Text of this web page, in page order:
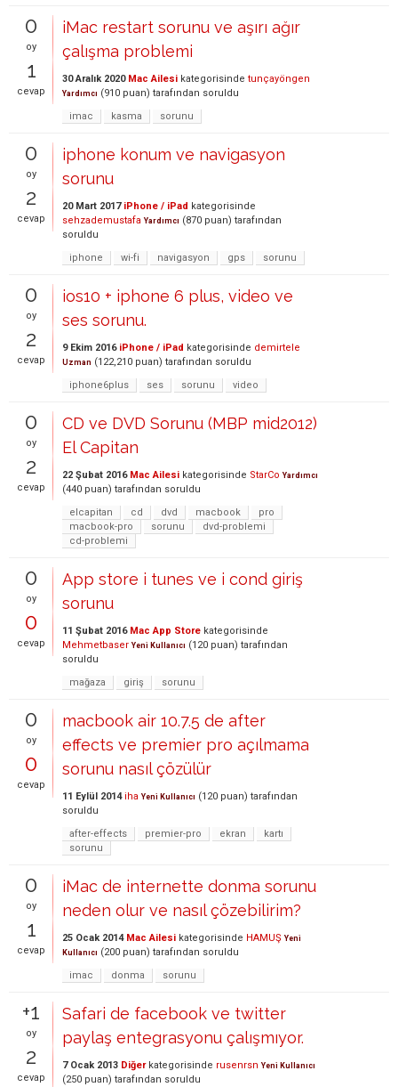
0
oy
1
cevap
iMac restart sorunu ve aşırı ağır
çalışma problemi
30 Aralık 2020 Mac Ailesi kategorisinde tunçayöngen
Yardımcı (910 puan) tarafından soruldu
imac
kasma sorunu
0
oy
2
cevap
iphone konum ve navigasyon
sorunu
20 Mart 2017 iPhone / iPad kategorisinde
sehzademustafa Yardımcı (870 puan) tarafından
soruldu
iphone
wi-fi navigasyon gps sorunu
0
oy
2
cevap
ios10 + iphone 6 plus, video ve
ses sorunu.
9 Ekim 2016 iPhone / iPad kategorisinde demirtele
Uzman (122,210 puan) tarafından soruldu
iphone6plus
ses sorunu video
0
oy
2
cevap
CD ve DVD Sorunu (MBP mid2012)
El Capitan
22 Şubat 2016 Mac Ailesi kategorisinde StarCo Yardımcı
(440 puan) tarafından soruldu
elcapitan
cd dvd macbook
pro
macbook-pro
sorunu
dvd-problemi
cd-problemi
0
oy
0
cevap
App store i tunes ve i cond giriş
sorunu
11 Şubat 2016 Mac App Store kategorisinde
Mehmetbaser Yeni Kullanıcı (120 puan) tarafından
soruldu
mağaza
giriş sorunu
0
oy
0
cevap
macbook air 10.7.5 de after
effects ve premier pro açılmama
sorunu nasıl çözülür
11 Eylül 2014 iha Yeni Kullanıcı (120 puan) tarafından
soruldu
after-effects
premier-pro ekran
kartı
sorunu
0
oy
1
cevap
iMac de internette donma sorunu
neden olur ve nasıl çözebilirim?
25 Ocak 2014 Mac Ailesi kategorisinde HAMUŞ Yeni
Kullanıcı (200 puan) tarafından soruldu
imac
donma sorunu
+1
oy
2
cevap
Safari de facebook ve twitter
paylaş entegrasyonu çalışmıyor.
7 Ocak 2013 Diğerkategorisinde rusenrsn Yeni Kullanıcı
(250 puan) tarafından soruldu